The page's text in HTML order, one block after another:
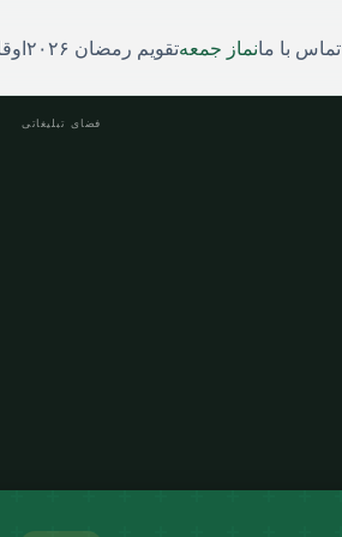
تقویم رمضان ۲۰۲۶نماز جمعهتماس با ما
فضای تبلیغاتی